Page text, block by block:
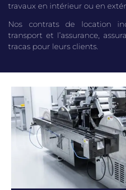
travaux en intérieur ou en
Nos contrats de location
transport et l’assurance,
tracas pour leurs clients.